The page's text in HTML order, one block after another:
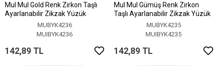
MuI MuI Gold Renk Zirkon Taşlı
Ayarlanabilir Zikzak Yüzük
MUBYK4236
MUIBYK4236
142,89 TL
MuI MuI Gümüş Renk Zirkon
Taşlı Ayarlanabilir Zikzak Yüzük
MUBYK4235
MUIBYK4235
142,89 TL